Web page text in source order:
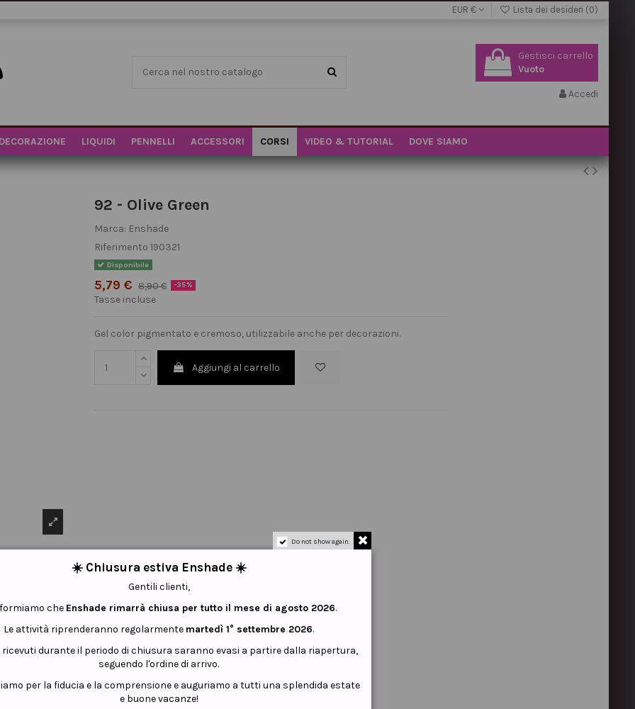
EUR € Lista dei desideri (0)
Gestisci carrello
Vuoto
Accedi
LIQUIDI PENNELLI ACCESSORI CORSI VIDEO & TUTORIAL DOVE SIAMO
92 - Olive Green
Marca: Enshade
Riferimento 190321
Disponibile
5,79 € 8,90 € -35%
Tasse incluse
Gel color pigmentato e cremoso, utilizzabile anche per decorazioni.
Aggiungi al carrello
Do not show again.
☀️ Chiusura estiva Enshade ☀️
Gentili clienti,
che Enshade rimarrà chiusa per tutto il mese di agosto 2026.
Le attività riprenderanno regolarmente martedì 1° settembre 2026.
ricevuti durante il periodo di chiusura saranno evasi a partire dalla riapertura,
seguendo l'ordine di arrivo.
per la fiducia e la comprensione e auguriamo a tutti una splendida estate
e buone vacanze!